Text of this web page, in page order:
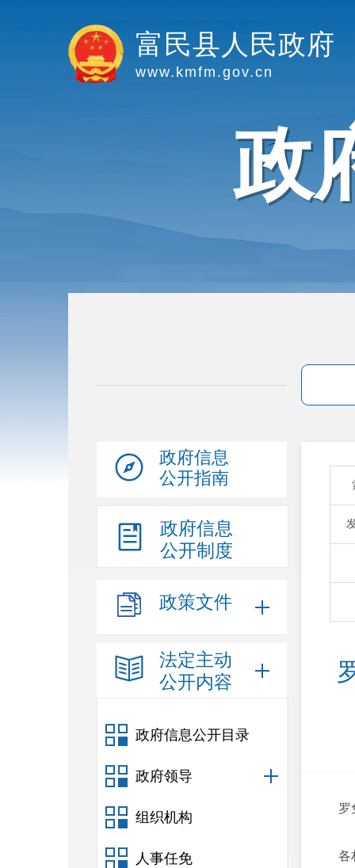
富民县人民政府
www.kmfm.gov.cn
政
政府信息
公开指南
政府信息
公开制度
政策文件
法定主动
公开内容
政府信息公开目录
政府领导
组织机构
人事任免
罗
各